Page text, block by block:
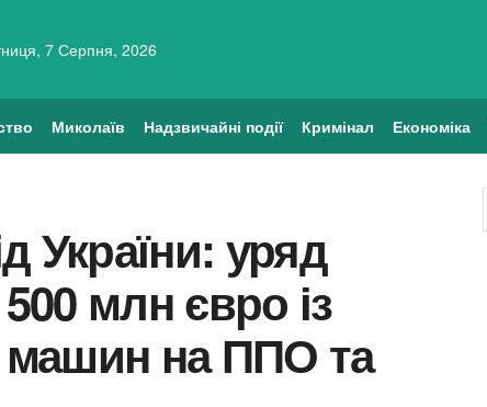
7 Серпня, 2026
Миколаїв Надзвичайні події Кримінал Економіка
України: уряд
млн євро із
машин на ППО та